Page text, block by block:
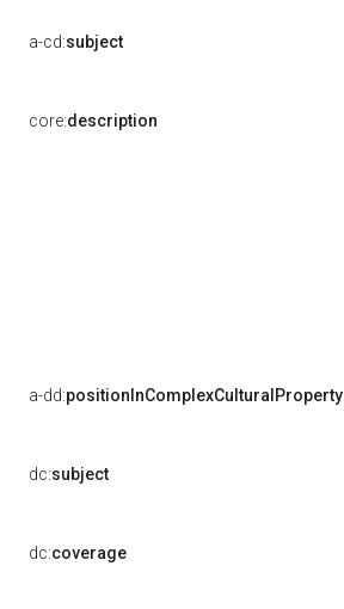
a-cd:subject
core:description
a-dd:positionInComplexCulturalProperty
dc:subject
dc:coverage